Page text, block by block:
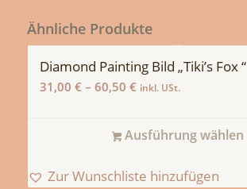
Ähnliche Produkte
Diamond Painting Bild „Tiki’s Fox “
31,00 € – 60,50 € inkl. USt.
Ausführung wählen
Zur Wunschliste hinzufügen